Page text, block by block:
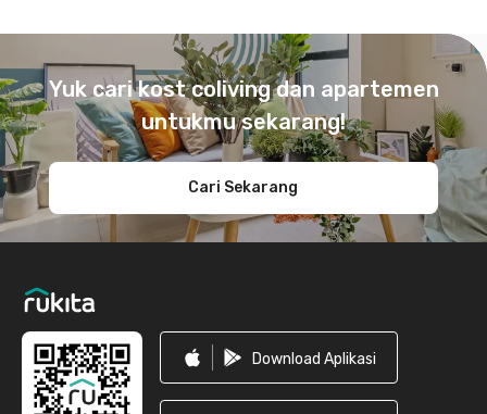
Yuk cari kost coliving dan apartemen
untukmu sekarang!
Cari Sekarang
Download Aplikasi